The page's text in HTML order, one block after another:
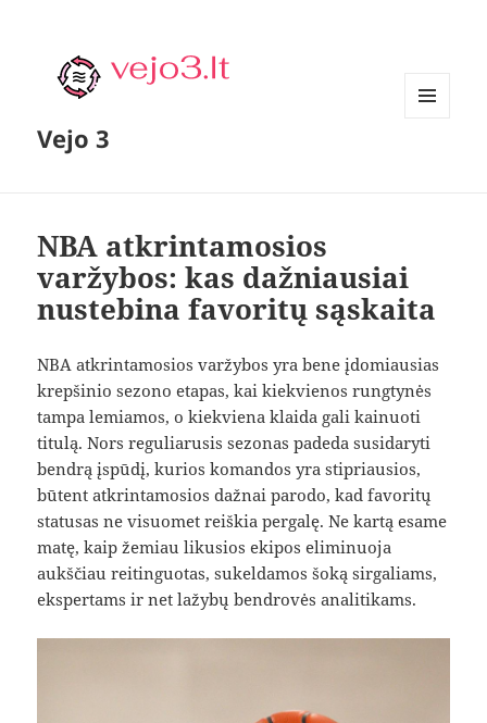
Vejo 3
NBA atkrintamosios
varžybos: kas dažniausiai
nustebina favoritų sąskaita
NBA atkrintamosios varžybos yra bene įdomiausias
krepšinio sezono etapas, kai kiekvienos rungtynės
tampa lemiamos, o kiekviena klaida gali kainuoti
titulą. Nors reguliarusis sezonas padeda susidaryti
bendrą įspūdį, kurios komandos yra stipriausios,
būtent atkrintamosios dažnai parodo, kad favoritų
statusas ne visuomet reiškia pergalę. Ne kartą esame
matę, kaip žemiau likusios ekipos eliminuoja
aukščiau reitinguotas, sukeldamos šoką sirgaliams,
ekspertams ir net lažybų bendrovės analitikams.